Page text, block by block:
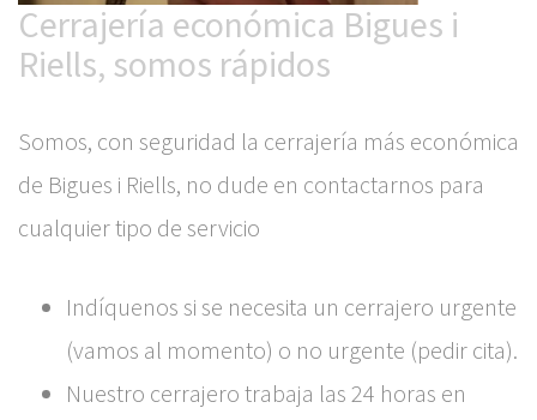
Cerrajería económica Bigues i
Riells, somos rápidos
Somos, con seguridad la cerrajería más económica
de Bigues i Riells, no dude en contactarnos para
cualquier tipo de servicio
Indíquenos si se necesita un cerrajero urgente
(vamos al momento) o no urgente (pedir cita).
Nuestro cerrajero trabaja las 24 horas en